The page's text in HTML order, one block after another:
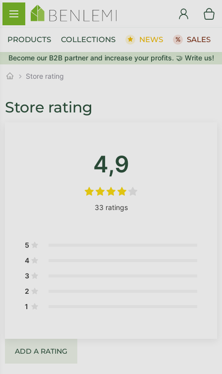
Skip to content
Become our B2B partner and increase your profits. 🤝 Write us!
PRODUCTS COLLECTIONS NEWS SALES
Store rating
Store rating
4,9
The average store rating is 4,9
33 ratings
5
4
3
2
1
ADD A RATING
List of ratings